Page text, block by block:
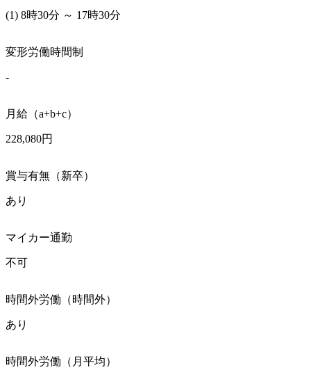
(1) 8時30分 ～ 17時30分
変形労働時間制
-
月給（a+b+c）
228,080円
賞与有無（新卒）
あり
マイカー通勤
不可
時間外労働（時間外）
あり
時間外労働（月平均）